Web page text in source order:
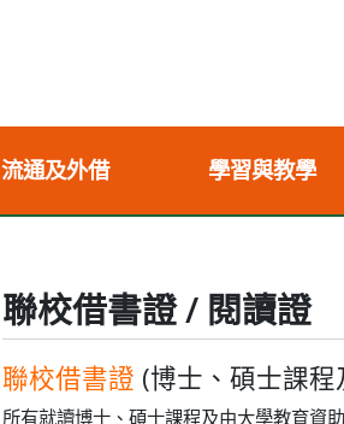
流通及外借 學習與教學
聯校借書證 / 閱讀證
聯校借書證 (博士、碩士課
所有就讀博士、碩士課程及由大學教育資